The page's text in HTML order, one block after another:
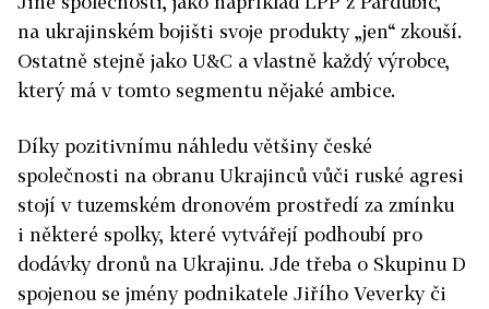
na ukrajinském bojišti svoje produkty „jen“ zkouší.
Ostatně stejně jako U&C a vlastně každý výrobce,
který má v tomto segmentu nějaké ambice.
Díky pozitivnímu náhledu většiny české
společnosti na obranu Ukrajinců vůči ruské agresi
stojí v tuzemském dronovém prostředí za zmínku
i některé spolky, které vytvářejí podhoubí pro
dodávky dronů na Ukrajinu. Jde třeba o Skupinu D
spojenou se jmény podnikatele Jiřího Veverky či